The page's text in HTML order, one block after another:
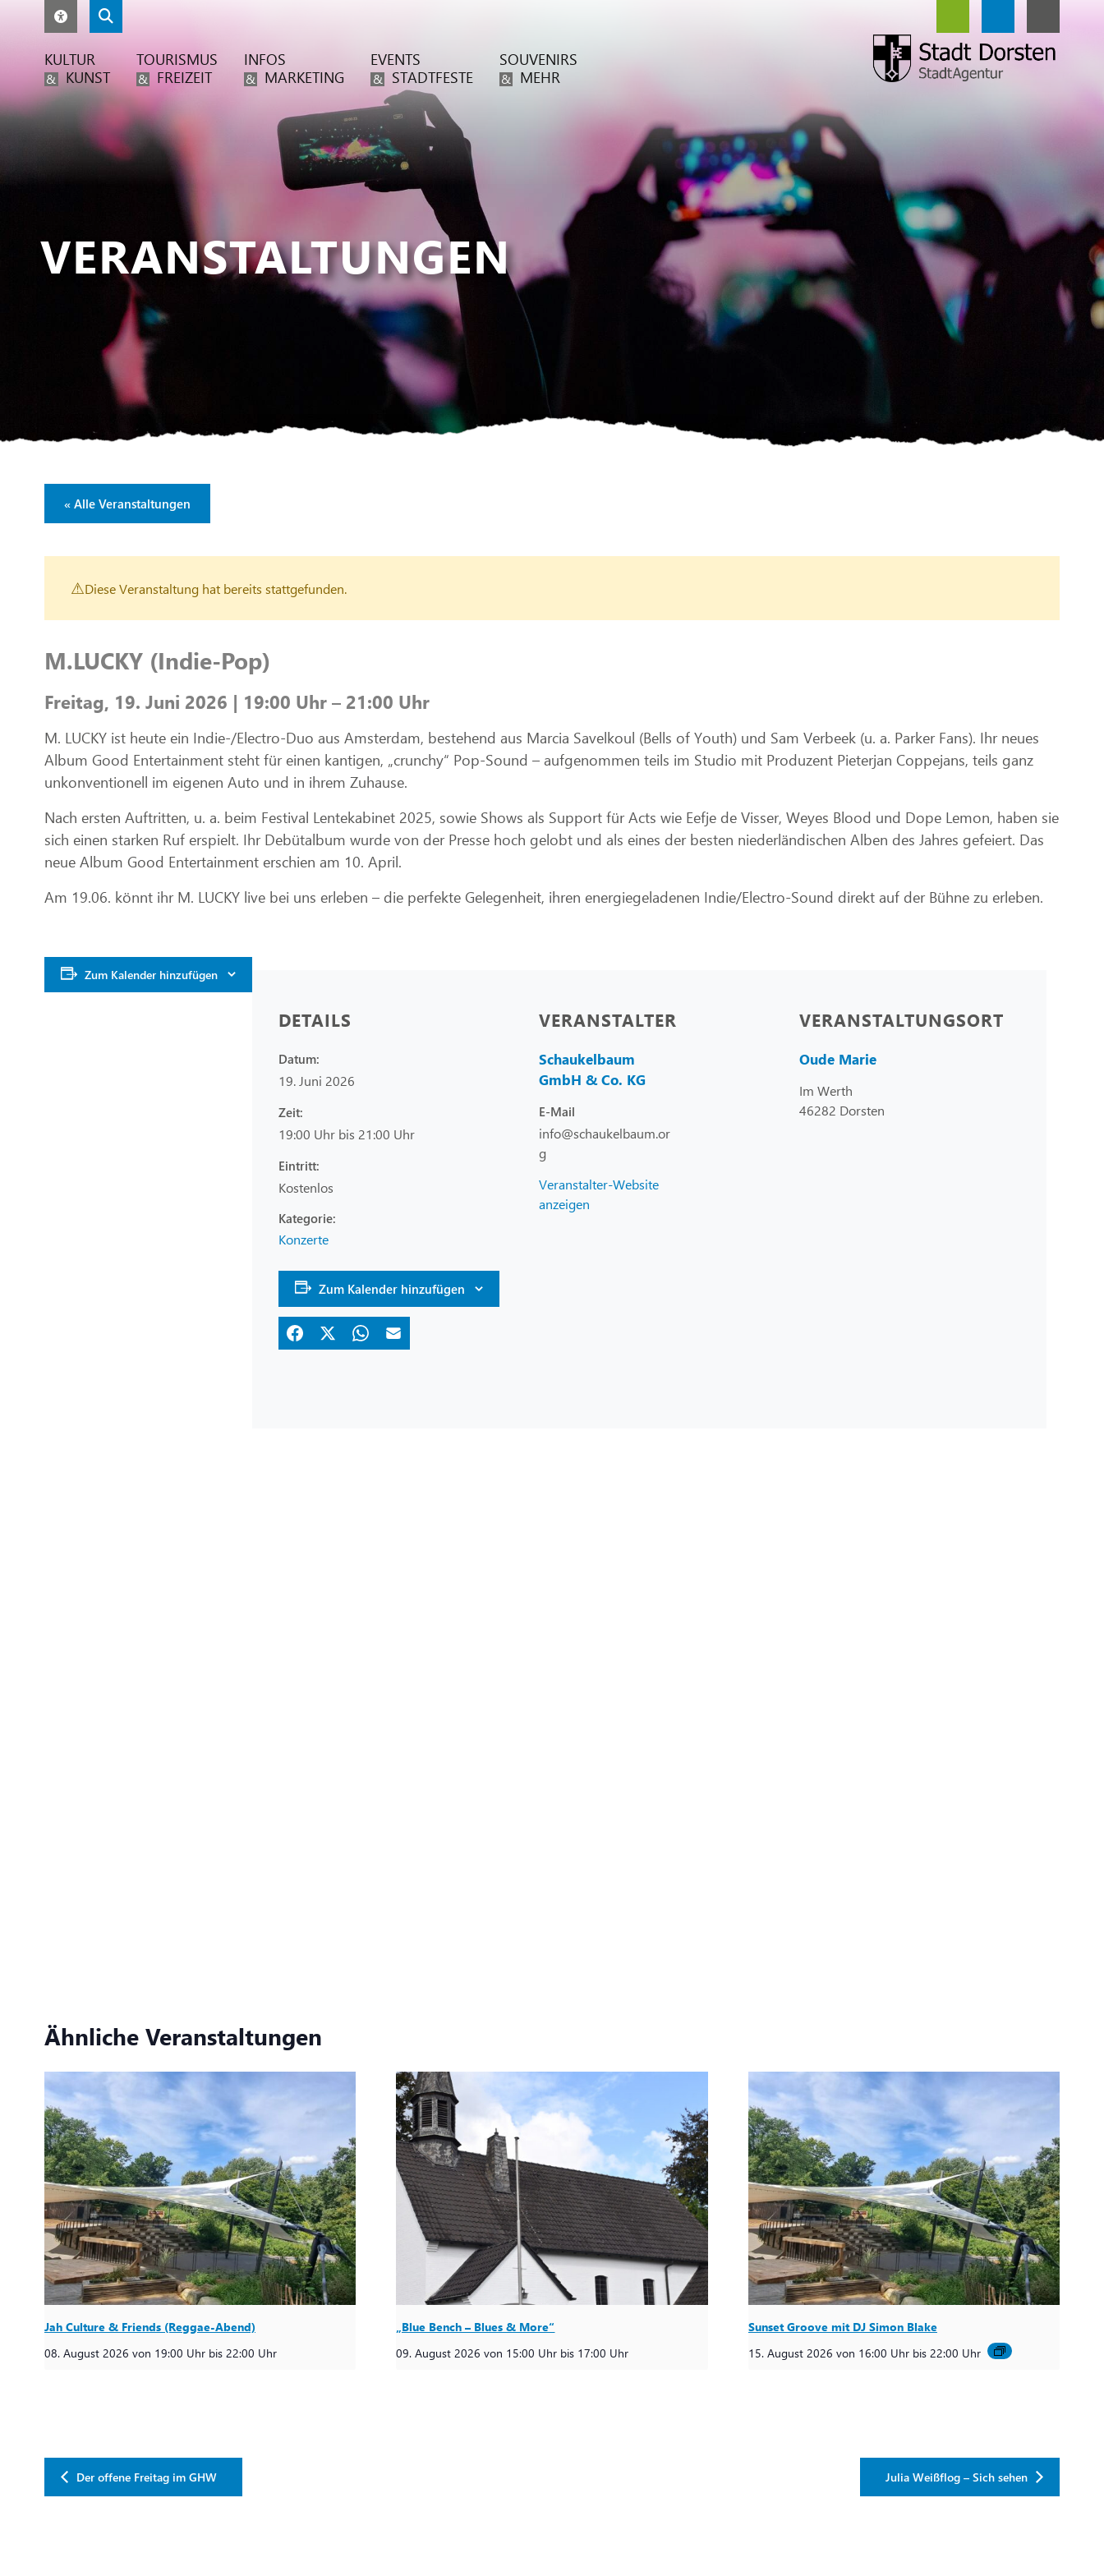
KULTUR
& KUNST
TOURISMUS
& FREIZEIT
INFOS
& MARKETING
EVENTS
& STADTFESTE
SOUVENIRS
& MEHR
VERANSTALTUNGEN
« Alle Veranstaltungen
Diese Veranstaltung hat bereits stattgefunden.
M.LUCKY (Indie-Pop)
Freitag, 19. Juni 2026 | 19:00 Uhr – 21:00 Uhr
M. LUCKY ist heute ein Indie-/Electro-Duo aus Amsterdam, bestehend aus Marcia Savelkoul (Bells of Youth) und Sam Verbeek (u. a. Parker Fans). Ihr neues
Album Good Entertainment steht für einen kantigen, „crunchy“ Pop-Sound – aufgenommen teils im Studio mit Produzent Pieterjan Coppejans, teils ganz
unkonventionell im eigenen Auto und in ihrem Zuhause.
Nach ersten Auftritten, u. a. beim Festival Lentekabinet 2025, sowie Shows als Support für Acts wie Eefje de Visser, Weyes Blood und Dope Lemon, haben sie
sich einen starken Ruf erspielt. Ihr Debütalbum wurde von der Presse hoch gelobt und als eines der besten niederländischen Alben des Jahres gefeiert. Das
neue Album Good Entertainment erschien am 10. April.
Am 19.06. könnt ihr M. LUCKY live bei uns erleben – die perfekte Gelegenheit, ihren energiegeladenen Indie/Electro-Sound direkt auf der Bühne zu erleben.
Zum Kalender hinzufügen
DETAILS
Datum:
19. Juni 2026
Zeit:
19:00 Uhr bis 21:00 Uhr
Eintritt:
Kostenlos
Konzerte
Zum Kalender hinzufügen
VERANSTALTER
Schaukelbaum
GmbH & Co. KG
E-Mail
info@schaukelbaum.or
g
Veranstalter-Website
anzeigen
VERANSTALTUNGSORT
Oude Marie
Im Werth
46282 Dorsten
Ähnliche Veranstaltungen
Jah Culture & Friends (Reggae-Abend)
08. August 2026 von 19:00 Uhr bis 22:00 Uhr
„Blue Bench – Blues & More“
09. August 2026 von 15:00 Uhr bis 17:00 Uhr
Sunset Groove mit DJ Simon Blake
15. August 2026 von 16:00 Uhr bis 22:00 Uhr
Der offene Freitag im GHW Julia Weißflog – Sich sehen